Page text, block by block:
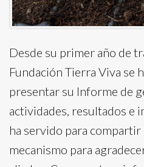
Desde su primer año de
Fundación Tierra Viva se
presentar su Informe de
actividades, resultados e
ha servido para compartir
mecanismo para